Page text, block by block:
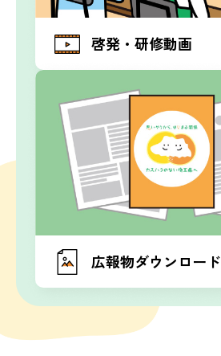
啓発・研修動画
広報物ダウンロード